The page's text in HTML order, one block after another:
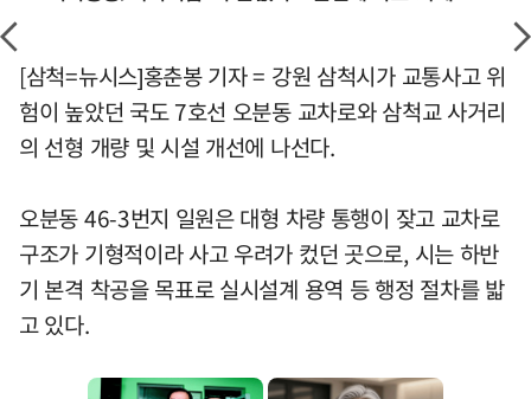
[삼척=뉴시스]홍춘봉 기자 = 강원 삼척시가 교통사고 위
험이 높았던 국도 7호선 오분동 교차로와 삼척교 사거리
의 선형 개량 및 시설 개선에 나선다.
오분동 46-3번지 일원은 대형 차량 통행이 잦고 교차로
구조가 기형적이라 사고 우려가 컸던 곳으로, 시는 하반
기 본격 착공을 목표로 실시설계 용역 등 행정 절차를 밟
고 있다.